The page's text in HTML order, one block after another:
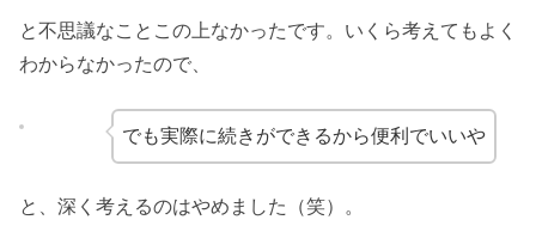
と不思議なことこの上なかったです。いくら考えてもよく
わからなかったので、
でも実際に続きができるから便利でいいや
と、深く考えるのはやめました（笑）。